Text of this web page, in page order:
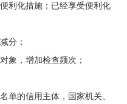
利化措施；已经享受便利化
分；
象，增加检查频次；
的信用主体，国家机关、